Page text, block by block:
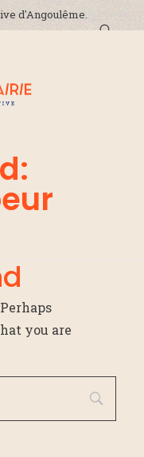
d'Angoulême.
you are